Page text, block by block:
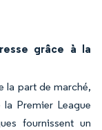
grâce à la
la part de marché,
Premier League
fournissent un